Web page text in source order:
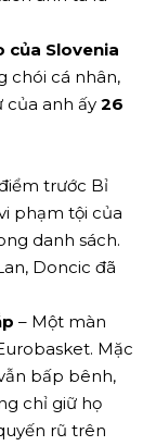
của Slovenia
chói cá nhân,
của anh ấy 26
trước Bỉ
phạm tội của
danh sách.
Doncic đã
– Một màn
Mặc
bấp bênh,
chỉ giữ họ
rũ trên